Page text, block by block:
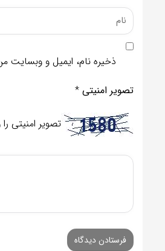
ذخیره نام، ایمیل و وبسایت
تصویر امنیتی *
تصویر امنیتی را